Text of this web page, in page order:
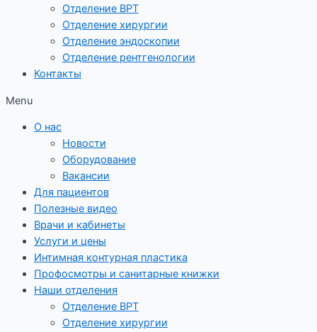
Отделение ВРТ
Отделение хирургии
Отделение эндоскопии
Отделение рентгенологии
Контакты
Menu
О нас
Новости
Оборудование
Вакансии
Для пациентов
Полезные видео
Врачи и кабинеты
Услуги и цены
Интимная контурная пластика
Профосмотры и санитарные книжки
Наши отделения
Отделение ВРТ
Отделение хирургии